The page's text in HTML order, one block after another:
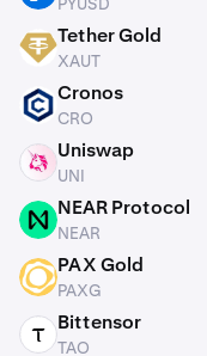
XAUT Tether Gold
XAUT
CRO Cronos
CRO
UNI Uniswap
UNI
NEAR NEAR Protocol
NEAR
PAXG PAX Gold
PAXG
TAO Bittensor
TAO